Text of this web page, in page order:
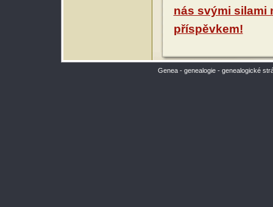
nás svými silami
příspěvkem!
Genea - genealogie - genealogické